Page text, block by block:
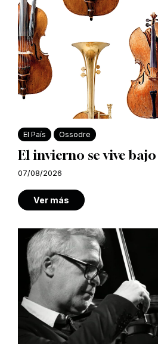
El País Ossodre
El invierno se vive
07/08/2026
Ver más